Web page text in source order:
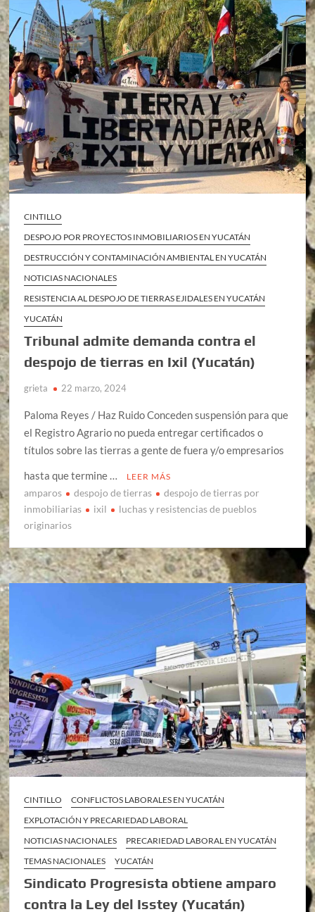
CINTILLO
DESPOJO POR PROYECTOS INMOBILIARIOS EN YUCATÁN
DESTRUCCIÓN Y CONTAMINACIÓN AMBIENTAL EN YUCATÁN
NOTICIAS NACIONALES
RESISTENCIA AL DESPOJO DE TIERRAS EJIDALES EN YUCATÁN
YUCATÁN
Tribunal admite demanda contra el
despojo de tierras en Ixil (Yucatán)
grieta 22 marzo, 2024
Paloma Reyes / Haz Ruido Conceden suspensión para que
el Registro Agrario no pueda entregar certificados o
títulos sobre las tierras a gente de fuera y/o empresarios
hasta que termine …
LEER MÁS
amparos despojo de tierras
despojo de tierras por
inmobiliarias
ixil
luchas y resistencias de pueblos
originarios
CINTILLO
CONFLICTOS LABORALES EN YUCATÁN
EXPLOTACIÓN Y PRECARIEDAD LABORAL
NOTICIAS NACIONALES
PRECARIEDAD LABORAL EN YUCATÁN
TEMAS NACIONALES
YUCATÁN
Sindicato Progresista obtiene amparo
contra la Ley del Isstey (Yucatán)